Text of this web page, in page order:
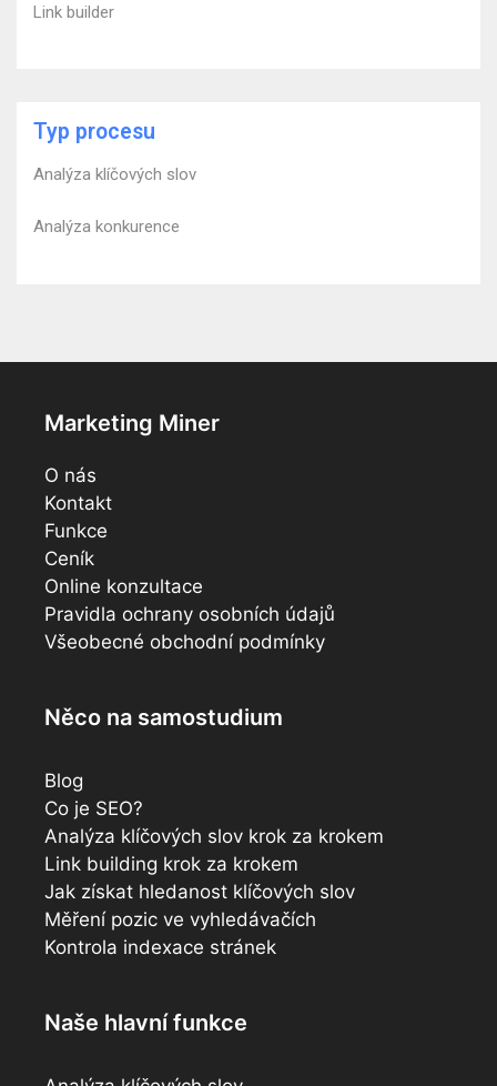
Link builder
Typ procesu
Analýza klíčových slov
Analýza konkurence
Marketing Miner
O nás
Kontakt
Funkce
Ceník
Online konzultace
Pravidla ochrany osobních údajů
Všeobecné obchodní podmínky
Něco na samostudium
Blog
Co je SEO?
Analýza klíčových slov krok za krokem
Link building krok za krokem
Jak získat hledanost klíčových slov
Měření pozic ve vyhledávačích
Kontrola indexace stránek
Naše hlavní funkce